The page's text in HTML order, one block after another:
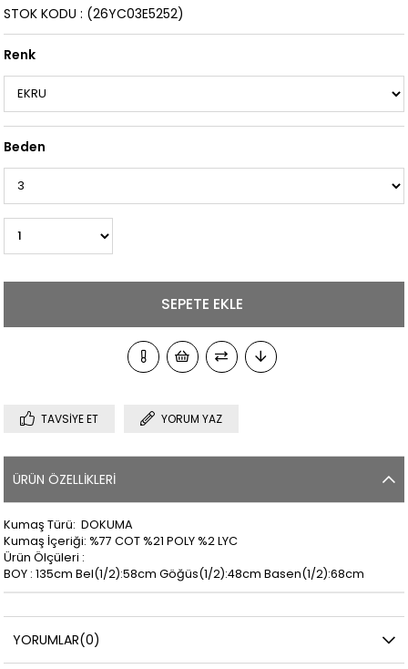
(26YC03E5252)
STOK KODU
Renk
Beden
TAVSIYE ET YORUM YAZ
ÜRÜN ÖZELLIKLERI
Kumaş Türü: DOKUMA
Kumaş İçeriği: %77 COT %21 POLY %2 LYC
Ürün Ölçüleri :
BOY : 135cm Bel(1/2):58cm Göğüs(1/2):48cm Basen(1/2):68cm
YORUMLAR(0)